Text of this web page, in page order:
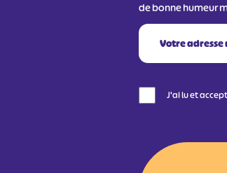
de bonne humeur
J'ai lu et